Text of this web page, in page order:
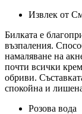
Извлек от
Билката е
възпаления.
намаляване на
почти всички
обриви.
спокойна и
Розова вода